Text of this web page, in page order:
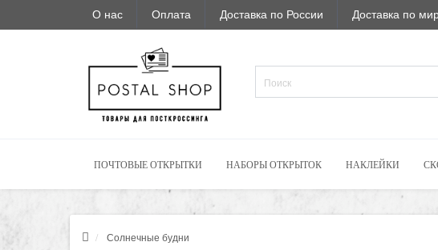
О нас Оплата Доставка по России Доставка по
ПОЧТОВЫЕ ОТКРЫТКИ НАБОРЫ ОТКРЫТОК НАКЛЕЙКИ
Солнечные будни